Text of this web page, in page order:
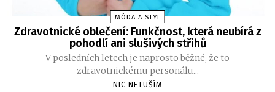
MÓDA A STYL
Zdravotnické oblečení: Funkčnost, která neubírá z
pohodlí ani slušivých střihů
V posledních letech je naprosto běžné, že to
zdravotnickému personálu...
NIC NETUŠÍM